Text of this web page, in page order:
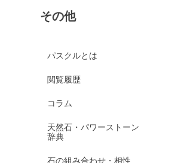
その他
パスクルとは
閲覧履歴
コラム
天然石・パワーストーン
辞典
石の組み合わせ・相性